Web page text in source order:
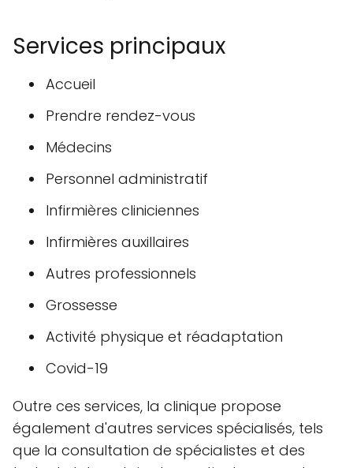
Services principaux
Accueil
Prendre rendez-vous
Médecins
Personnel administratif
Infirmières cliniciennes
Infirmières auxillaires
Autres professionnels
Grossesse
Activité physique et réadaptation
Covid-19
Outre ces services, la clinique propose
également d'autres services spécialisés, tels
que la consultation de spécialistes et des